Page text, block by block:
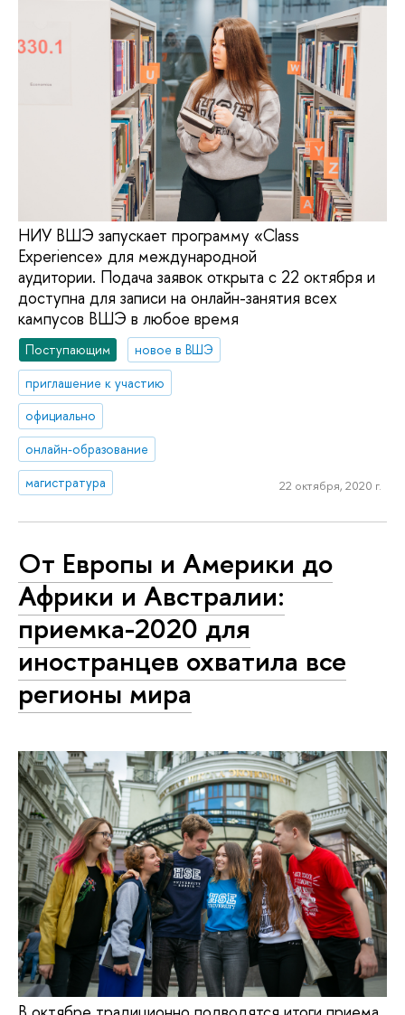
НИУ ВШЭ запускает программу «Class
Experience» для международной
аудитории. Подача заявок открыта с 22 октября и
доступна для записи на онлайн-занятия всех
кампусов ВШЭ в любое время
Поступающим
новое в ВШЭ
приглашение к участию
официально
онлайн-образование
магистратура
22 октября, 2020 г.
От Европы и Америки до
Африки и Австралии:
приемка-2020 для
иностранцев охватила все
регионы мира